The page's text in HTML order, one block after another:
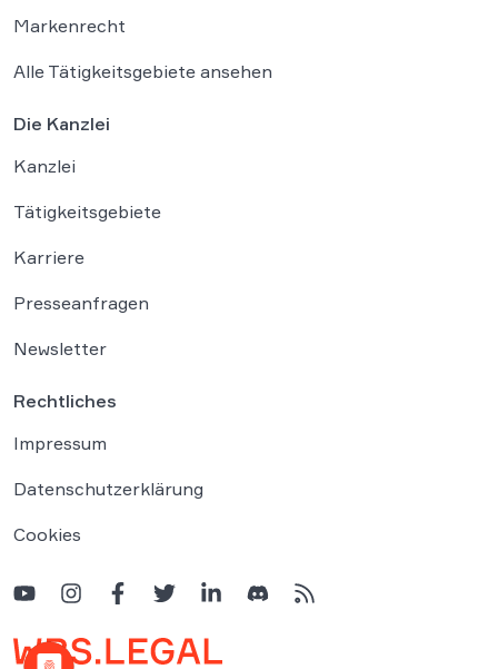
Markenrecht
Alle Tätigkeitsgebiete ansehen
Die Kanzlei
Kanzlei
Tätigkeitsgebiete
Karriere
Presseanfragen
Newsletter
Rechtliches
Impressum
Datenschutzerklärung
Cookies